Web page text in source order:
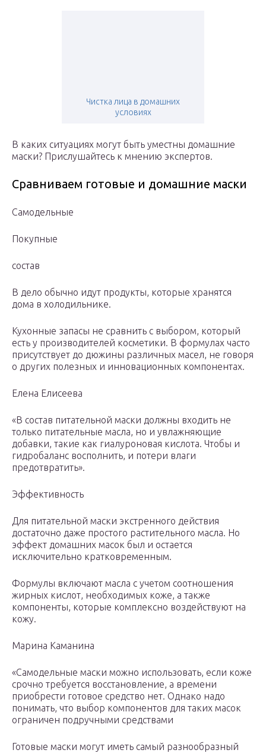
Чистка лица в домашних
условиях
В каких ситуациях могут быть уместны домашние
маски? Прислушайтесь к мнению экспертов.
Сравниваем готовые и домашние маски
Самодельные
Покупные
состав
В дело обычно идут продукты, которые хранятся
дома в холодильнике.
Кухонные запасы не сравнить с выбором, который
есть у производителей косметики. В формулах часто
присутствует до дюжины различных масел, не говоря
о других полезных и инновационных компонентах.
Елена Елисеева
«В состав питательной маски должны входить не
только питательные масла, но и увлажняющие
добавки, такие как гиалуроновая кислота. Чтобы и
гидробаланс восполнить, и потери влаги
предотвратить».
Эффективность
Для питательной маски экстренного действия
достаточно даже простого растительного масла. Но
эффект домашних масок был и остается
исключительно кратковременным.
Формулы включают масла с учетом соотношения
жирных кислот, необходимых коже, а также
компоненты, которые комплексно воздействуют на
кожу.
Марина Каманина
«Самодельные маски можно использовать, если коже
срочно требуется восстановление, а времени
приобрести готовое средство нет. Однако надо
понимать, что выбор компонентов для таких масок
ограничен подручными средствами
Готовые маски могут иметь самый разнообразный